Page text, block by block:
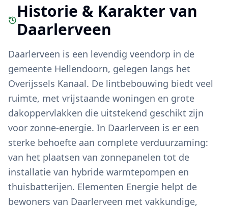
Historie & Karakter van
Daarlerveen
Daarlerveen is een levendig veendorp in de
gemeente Hellendoorn, gelegen langs het
Overijssels Kanaal. De lintbebouwing biedt veel
ruimte, met vrijstaande woningen en grote
dakoppervlakken die uitstekend geschikt zijn
voor zonne-energie. In Daarlerveen is er een
sterke behoefte aan complete verduurzaming:
van het plaatsen van zonnepanelen tot de
installatie van hybride warmtepompen en
thuisbatterijen. Elementen Energie helpt de
bewoners van Daarlerveen met vakkundige,